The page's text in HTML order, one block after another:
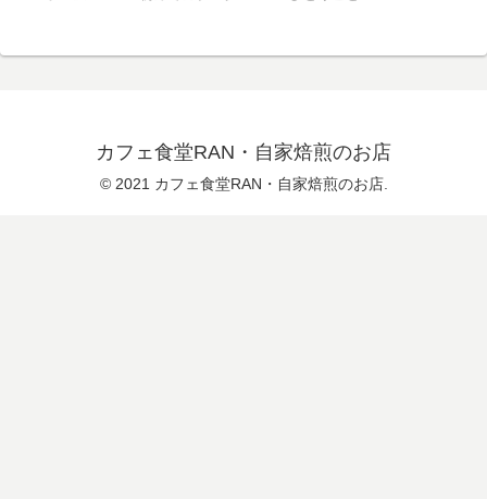
カフェ食堂RAN・自家焙煎のお店
© 2021 カフェ食堂RAN・自家焙煎のお店.